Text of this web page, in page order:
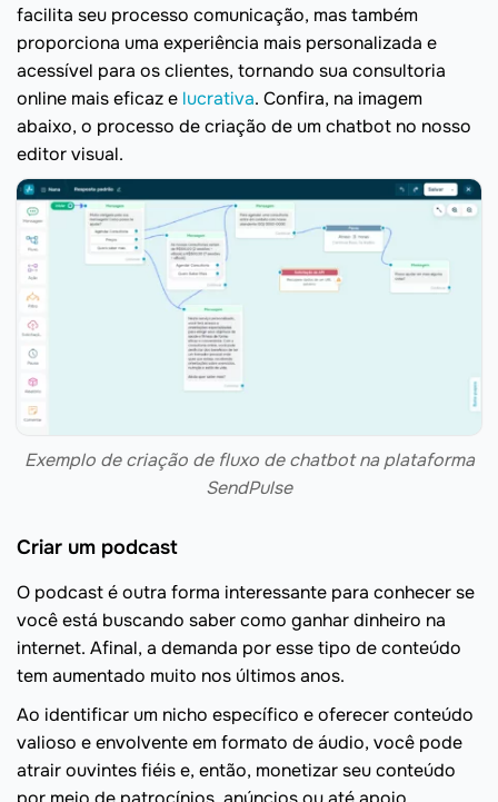
facilita seu processo comunicação, mas também
proporciona uma experiência mais personalizada e
acessível para os clientes, tornando sua consultoria
online mais eficaz e lucrativa. Confira, na imagem
abaixo, o processo de criação de um chatbot no nosso
editor visual.
Exemplo de criação de fluxo de chatbot na plataforma
SendPulse
Criar um podcast
O podcast é outra forma interessante para conhecer se
você está buscando saber como ganhar dinheiro na
internet. Afinal, a demanda por esse tipo de conteúdo
tem aumentado muito nos últimos anos.
Ao identificar um nicho específico e oferecer conteúdo
valioso e envolvente em formato de áudio, você pode
atrair ouvintes fiéis e, então, monetizar seu conteúdo